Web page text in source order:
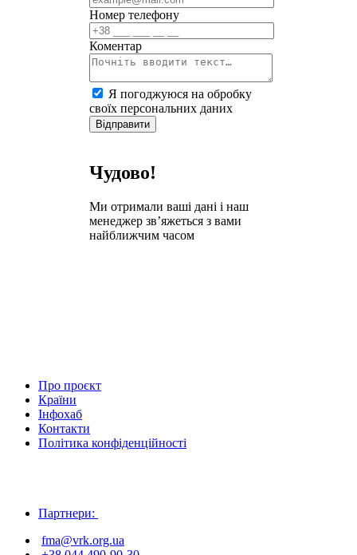
Номер телефону
Коментар
Я погоджуюся на обробку
своїх персональних даних
Відправити
Чудово!
Ми отримали ваші дані і наш
менеджер зв’яжеться з вами
найближчим часом
Про проєкт
Країни
Інфохаб
Контакти
Політика конфіденційності
Партнери:
fma@vrk.org.ua